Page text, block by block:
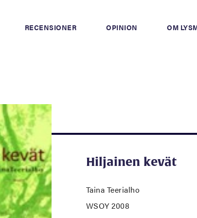
RECENSIONER OPINION OM
Hiljainen kevät
Taina Teerialho
WSOY 2008